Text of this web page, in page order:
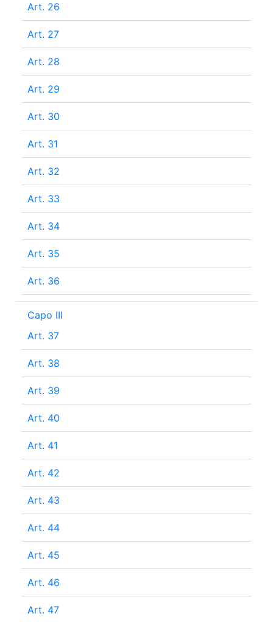
Art. 26
Art. 27
Art. 28
Art. 29
Art. 30
Art. 31
Art. 32
Art. 33
Art. 34
Art. 35
Art. 36
Capo III
Art. 37
Art. 38
Art. 39
Art. 40
Art. 41
Art. 42
Art. 43
Art. 44
Art. 45
Art. 46
Art. 47